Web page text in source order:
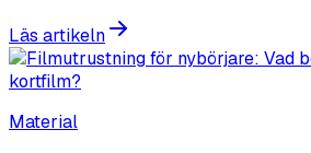
Läs artikeln
Material